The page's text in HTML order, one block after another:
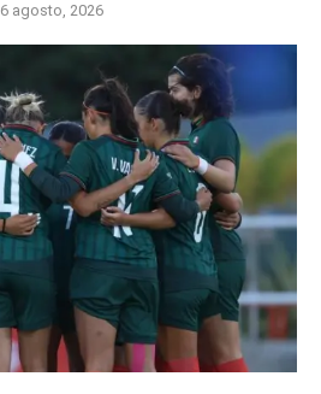
6 agosto, 2026